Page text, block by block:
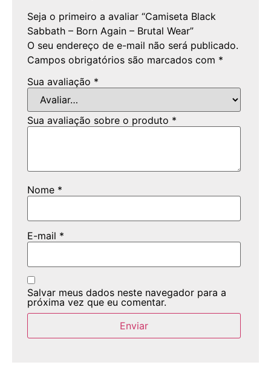
Seja o primeiro a avaliar “Camiseta Black
Sabbath – Born Again – Brutal Wear”
O seu endereço de e-mail não será publicado.
Campos obrigatórios são marcados com *
Sua avaliação *
Sua avaliação sobre o produto *
Nome *
E-mail *
Salvar meus dados neste navegador para a
próxima vez que eu comentar.